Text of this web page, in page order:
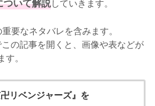
要なネタバレを含みます。
の記事を開くと、画像や表などが
。
リベンジャーズ』を